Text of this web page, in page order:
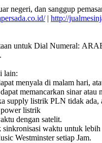
negeri, dan sanggup
| http://
untuk Dial Numeral:
lain:
menyala di malam hari,
memancarkan sinar atau
supply listrik PLN tidak ada,
listrik
dengan satelit.
waktu untuk lebih
Westminster setiap Jam.